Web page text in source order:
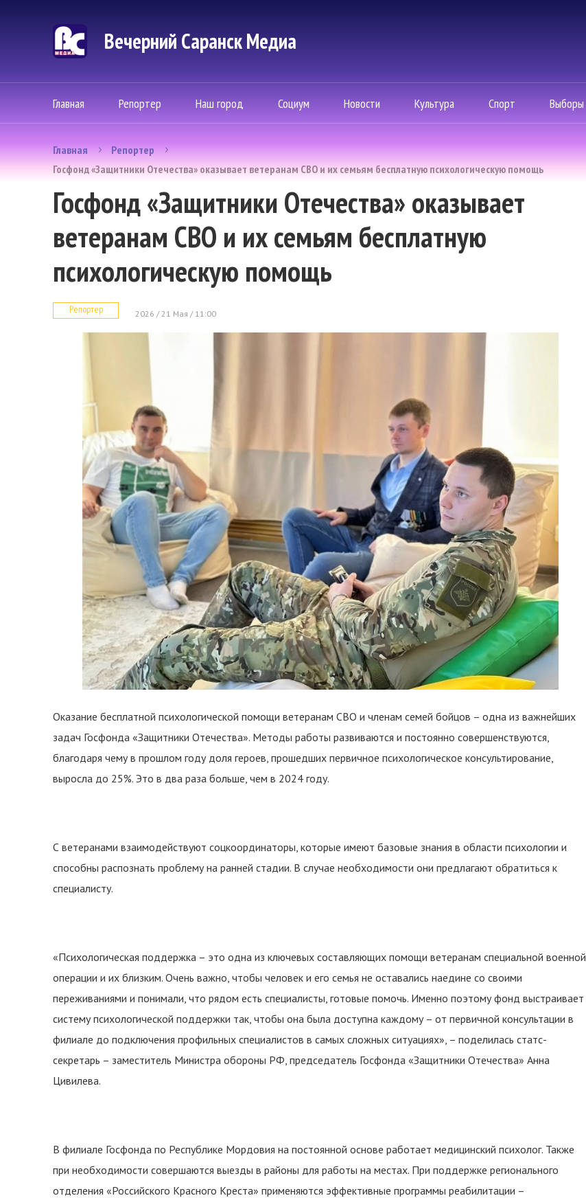
Вечерний Саранск Mедиа
Главная Репортер Наш город Социум Новости Культура Спорт Выборы
Главная
Репортер
Госфонд «Защитники Отечества» оказывает ветеранам СВО и их семьям бесплатную психологическую помощь
Госфонд «Защитники Отечества» оказывает
ветеранам СВО и их семьям бесплатную
психологическую помощь
Репортер 2026 / 21 Мая / 11:00
Оказание бесплатной психологической помощи ветеранам СВО и членам семей бойцов – одна из важнейших
задач Госфонда «Защитники Отечества». Методы работы развиваются и постоянно совершенствуются,
благодаря чему в прошлом году доля героев, прошедших первичное психологическое консультирование,
выросла до 25%. Это в два раза больше, чем в 2024 году.
С ветеранами взаимодействуют соцкоординаторы, которые имеют базовые знания в области психологии и
способны распознать проблему на ранней стадии. В случае необходимости они предлагают обратиться к
специалисту.
«Психологическая поддержка – это одна из ключевых составляющих помощи ветеранам специальной военной
операции и их близким. Очень важно, чтобы человек и его семья не оставались наедине со своими
переживаниями и понимали, что рядом есть специалисты, готовые помочь. Именно поэтому фонд выстраивает
систему психологической поддержки так, чтобы она была доступна каждому – от первичной консультации в
филиале до подключения профильных специалистов в самых сложных ситуациях», – поделилась статс-
секретарь – заместитель Министра обороны РФ, председатель Госфонда «Защитники Отечества» Анна
Цивилева.
В филиале Госфонда по Республике Мордовия на постоянной основе работает медицинский психолог. Также
при необходимости совершаются выезды в районы для работы на местах. При поддержке регионального
отделения «Российского Красного Креста» применяются эффективные программы реабилитации –